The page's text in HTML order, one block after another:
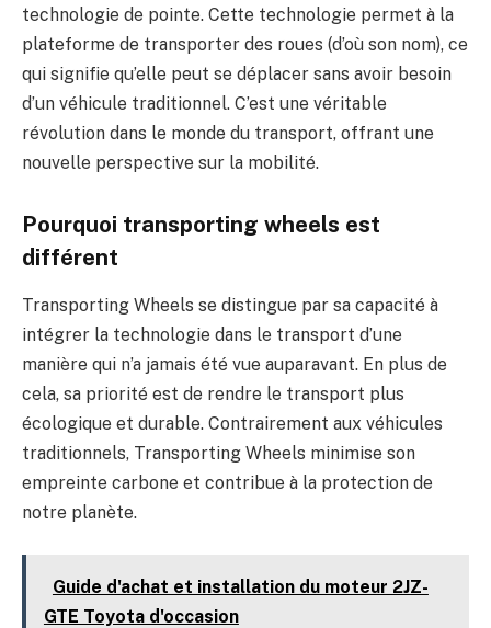
technologie de pointe. Cette technologie permet à la
plateforme de transporter des roues (d’où son nom), ce
qui signifie qu’elle peut se déplacer sans avoir besoin
d’un véhicule traditionnel. C’est une véritable
révolution dans le monde du transport, offrant une
nouvelle perspective sur la mobilité.
Pourquoi transporting wheels est
différent
Transporting Wheels se distingue par sa capacité à
intégrer la technologie dans le transport d’une
manière qui n’a jamais été vue auparavant. En plus de
cela, sa priorité est de rendre le transport plus
écologique et durable. Contrairement aux véhicules
traditionnels, Transporting Wheels minimise son
empreinte carbone et contribue à la protection de
notre planète.
Guide d'achat et installation du moteur 2JZ-
GTE Toyota d'occasion